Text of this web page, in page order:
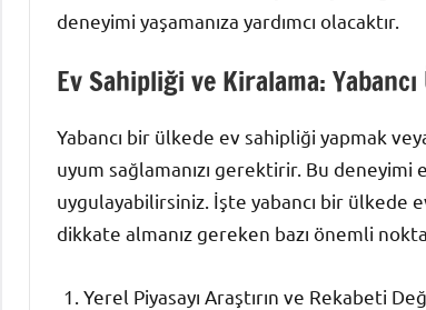
deneyimi yaşamanıza yardımcı olacaktır.
Ev Sahipliği ve Kiralama:
Yabancı bir ülkede ev sahipliği yapmak
uyum sağlamanızı gerektirir. Bu
uygulayabilirsiniz. İşte yabancı bir ülkede
dikkate almanız gereken bazı önemli
Yerel Piyasayı Araştırın ve Rekabeti